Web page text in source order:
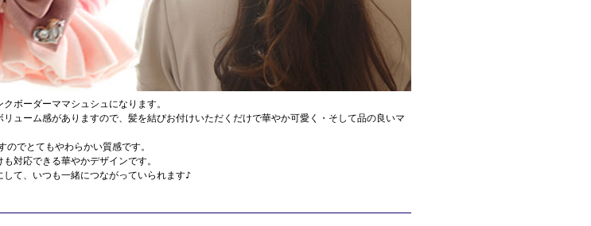
ボーダーママシュシュになります。
ューム感がありますので、髪を結びお付けいただくだけで華やか可愛く・そして品の良いマ
のでとてもやわらかい質感です。
対応できる華やかデザインです。
て、いつも一緒につながっていられます♪